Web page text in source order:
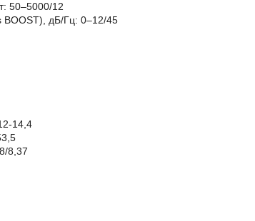
50–5000/12
BOOST), дБ/Гц: 0–12/45
14,4
8,37